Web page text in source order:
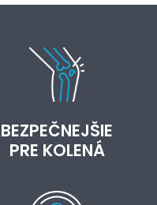
BEZPEČNEJŠIE
PRE KOLENÁ